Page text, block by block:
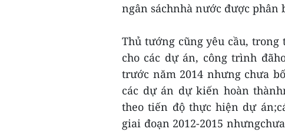
ngân sáchnhà nước được phân
Thủ tướng cũng yêu cầu,
cho các dự án, công trình
trước năm 2014 nhưng chưa
các dự án dự kiến hoàn
theo tiến độ thực hiện dự
giai đoạn 2012-2015